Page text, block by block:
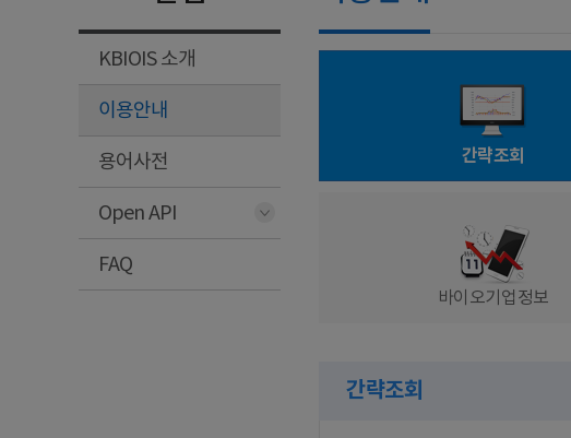
KBIOIS 소개
이용안내
용어사전
Open API
FAQ
간략조회
바이오기업정보
간략조회